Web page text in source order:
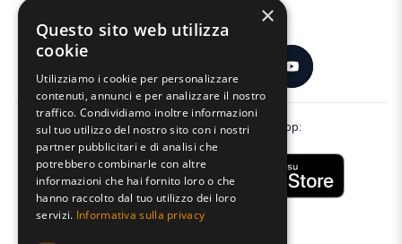
Scarica gratuitamente la nostra app:
×
Questo sito web utilizza
cookie
Utilizziamo i cookie per personalizzare
contenuti, annunci e per analizzare il nostro
traffico. Condividiamo inoltre informazioni
sul tuo utilizzo del nostro sito con i nostri
partner pubblicitari e di analisi che
potrebbero combinarle con altre
informazioni che hai fornito loro o che
hanno raccolto dal tuo utilizzo dei loro
servizi. Informativa sulla privacy